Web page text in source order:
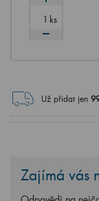
ks
Už přidat jen
Zajímá vás